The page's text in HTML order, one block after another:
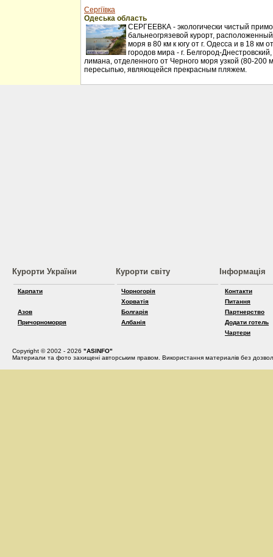
Сергіївка
Одеська область
СЕРГЕЕВКА - экологически чистый
бальнеогрязевой курорт,
моря в 80 км к югу от г. Одесса и в 18 км
городов мира - г. Белгород-
лимана, отделенного от Черного моря узкой (80-200
пересыпью, являющейся прекрасным пляжем.
Курорти України
Карпати
Азов
Причорноморря
Курорти світу
Чорногорія
Хорватія
Болгарія
Албанія
Інформація
Контакти
Питання
Партнерство
Додати готель
Чартери
Copyright © 2002 - 2026 "ASINFO"
Материали та фото захищені авторським правом. Використання материалів без